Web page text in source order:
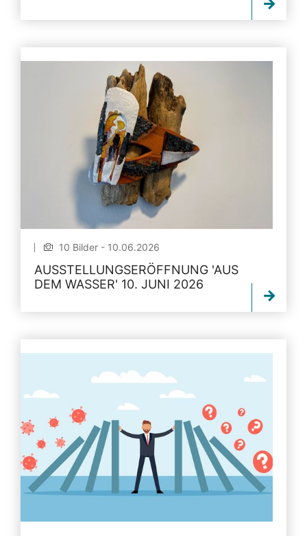
10 Bilder - 10.06.2026
AUSSTELLUNGSERÖFFNUNG 'AUS
DEM WASSER' 10. JUNI 2026